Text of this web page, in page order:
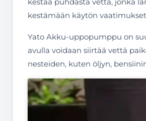
kestämään käytön
Yato Akku-uppopumppu on
avulla voidaan siirtää vettä
nesteiden, kuten öljyn,